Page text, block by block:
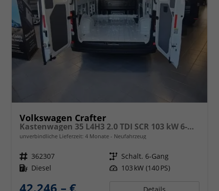
Volkswagen Crafter
Kastenwagen 35 L4H3 2.0 TDI SCR 103 kW 6-Gang, langer Radstand ,Klimaanlage, 5 Jahre Garantie, Hochdach
unverbindliche Lieferzeit: 4 Monate Neufahrzeug
Fahrzeugnr. 362307 Getriebe Schalt. 6-Gang
Kraftstoff Diesel Leistung 103 kW (140 PS)